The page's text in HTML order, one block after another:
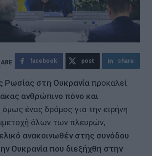
facebook post share
Ρωσίας στη Ουκρανία προκαλεί
ανθρώπινο πόνο και
όμως ένας δρόμος για την ειρήνη
όλων των πλευρών,
ανακοινωθέν στης συνόδου
Ουκρανία που διεξήχθη στην